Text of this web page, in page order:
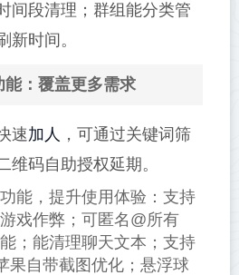
间段清理；群组能分类管
新时间。
：覆盖更多需求
速加人 ，可通过关键词筛
维码自助授权延期。
能，提升使用体验：支持
戏作弊；可匿名@所有
；能清理聊天文本；支持
果自带截图优化；悬浮球